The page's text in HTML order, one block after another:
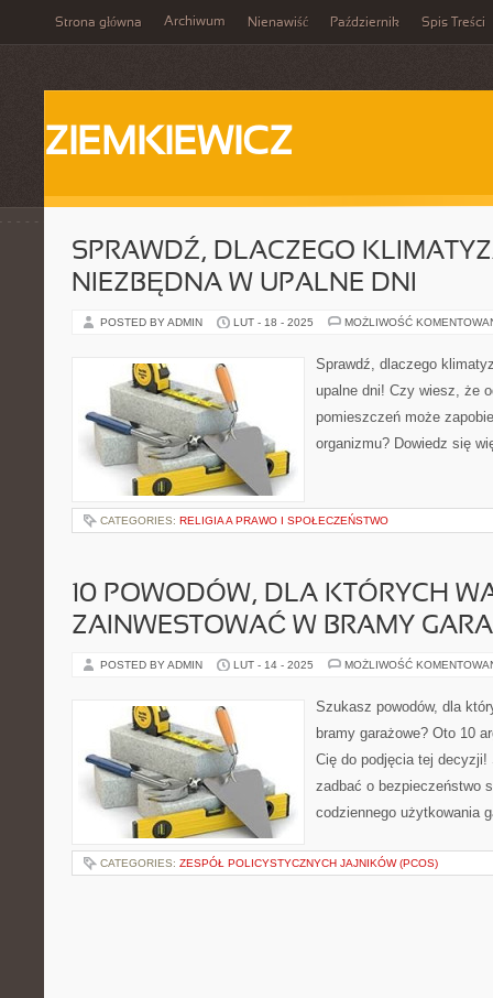
Strona główna Archiwum Nienawiść Październik Spis Treści
ZIEMKIEWICZ
SPRAWDŹ, DLACZEGO
NIEZBĘDNA W UPALNE DNI
POSTED BY ADMIN LUT - 18 - 2025 MOŻLIWOŚĆ
Sprawdź, dlaczego
upalne dni! Czy wiesz, że
pomieszczeń może
organizmu? Dowiedz się
CATEGORIES: RELIGIA A PRAWO I SPOŁECZEŃSTWO
10 POWODÓW, DLA KTÓRYCH
ZAINWESTOWAĆ W BRAMY
POSTED BY ADMIN LUT - 14 - 2025 MOŻLIWOŚĆ
Szukasz powodów, dla
bramy garażowe? Oto 10
Cię do podjęcia tej decyzji!
zadbać o bezpieczeństwo
codziennego użytkowania
CATEGORIES: ZESPÓŁ POLICYSTYCZNYCH JAJNIKÓW (PCOS)